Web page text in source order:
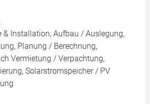
& Installation, Aufbau / Auslegung,
Planung / Berechnung,
Vermietung / Verpachtung,
Solarstromspeicher / PV